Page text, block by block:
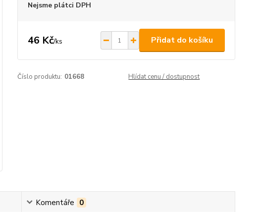
Nejsme plátci DPH
46 Kč/ks Přidat do košíku
Číslo produktu: 01668 Hlídat cenu / dostupnost
Komentáře 0